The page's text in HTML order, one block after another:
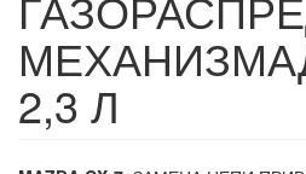
2,3 Л